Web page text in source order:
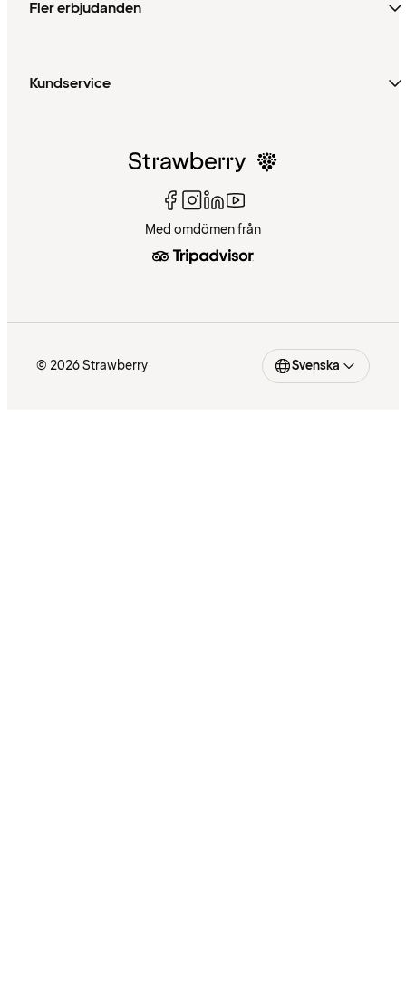
Fler erbjudanden
Kundservice
Med omdömen från
© 2026 Strawberry Svenska